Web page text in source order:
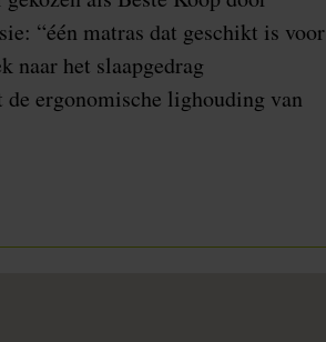
“één matras dat geschikt is voor
naar het slaapgedrag
ergonomische lighouding van